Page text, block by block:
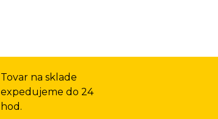
Tovar na sklade
expedujeme do 24
hod.